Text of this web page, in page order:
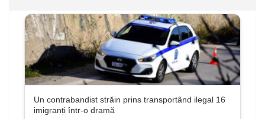
Un contrabandist străin prins transportând ilegal 16
imigranți într-o dramă